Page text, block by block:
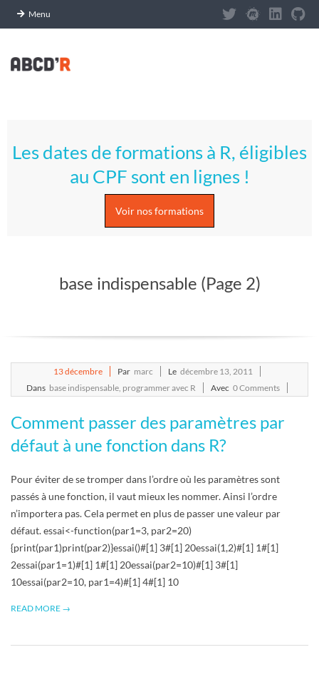
Menu
content
S
T
S
C
R
I
P
T
S
R
Menu
Les dates de formations à R, éligibles
au CPF sont en lignes !
Voir nos formations
base indispensable (Page 2)
13décembre Par marc Le décembre 13, 2011
Dans base indispensable, programmer avec R Avec 0 Comments
Comment passer des paramètres par
défaut à une fonction dans R?
Pour éviter de se tromper dans l’ordre où les paramètres sont
passés à une fonction, il vaut mieux les nommer. Ainsi l’ordre
n’importera pas. Cela permet en plus de passer une valeur par
défaut. essai<-function(par1=3, par2=20)
{print(par1)print(par2)}essai()#[1] 3#[1] 20essai(1,2)#[1] 1#[1]
2essai(par1=1)#[1] 1#[1] 20essai(par2=10)#[1] 3#[1]
10essai(par2=10, par1=4)#[1] 4#[1] 10
READ MORE →
Panneau de gestion des cookies